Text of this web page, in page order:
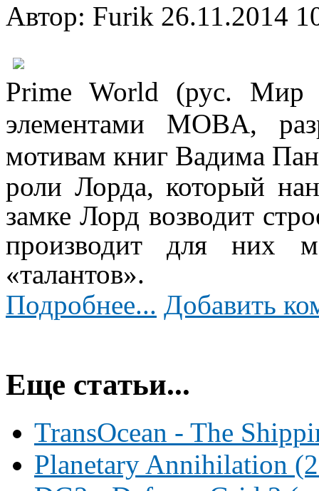
Автор: Furik 26.11.2014
Prime World (рус. Мир
элементами MOBA,
мотивам книг Вадима
роли Лорда, который
замке Лорд возводит
производит для них
«талантов».
Подробнее... Добавить
Еще статьи...
TransOcean - The
Planetary Annihilation